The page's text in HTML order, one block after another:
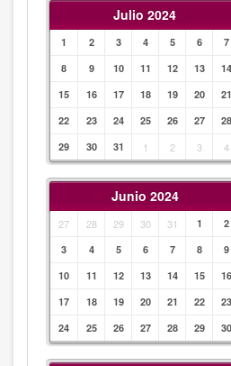
Julio 2024
1 2 3 4 5 6
7
8
9 10 11 12 13
14
15
16 17 18 19 20
21
22
23 24 25 26 27
28
29
30 31 1 2 3 4
Junio 2024
27 28 29 30 31 1
2
3
4 5 6 7 8
9
10
11 12 13 14 15
16
17
18 19 20 21 22
23
24
25 26 27 28 29 30